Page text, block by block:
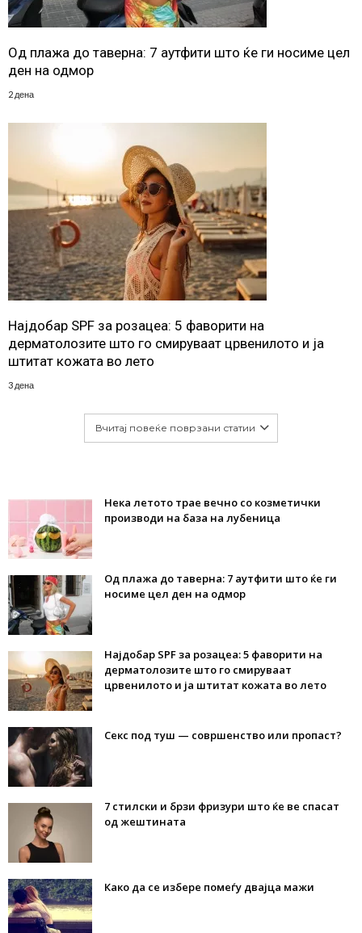
Од плажа до таверна: 7 аутфити што ќе ги носиме цел
ден на одмор
2 дена
Најдобар SPF за розацеа: 5 фаворити на
дерматолозите што го смируваат црвенилото и ја
штитат кожата во лето
3 дена
Вчитај повеќе поврзани статии
Нека летото трае вечно со козметички
производи на база на лубеница
Од плажа до таверна: 7 аутфити што ќе ги
носиме цел ден на одмор
Најдобар SPF за розацеа: 5 фаворити на
дерматолозите што го смируваат
црвенилото и ја штитат кожата во лето
Секс под туш — совршенство или пропаст?
7 стилски и брзи фризури што ќе ве спасат
од жештината
Како да се избере помеѓу двајца мажи